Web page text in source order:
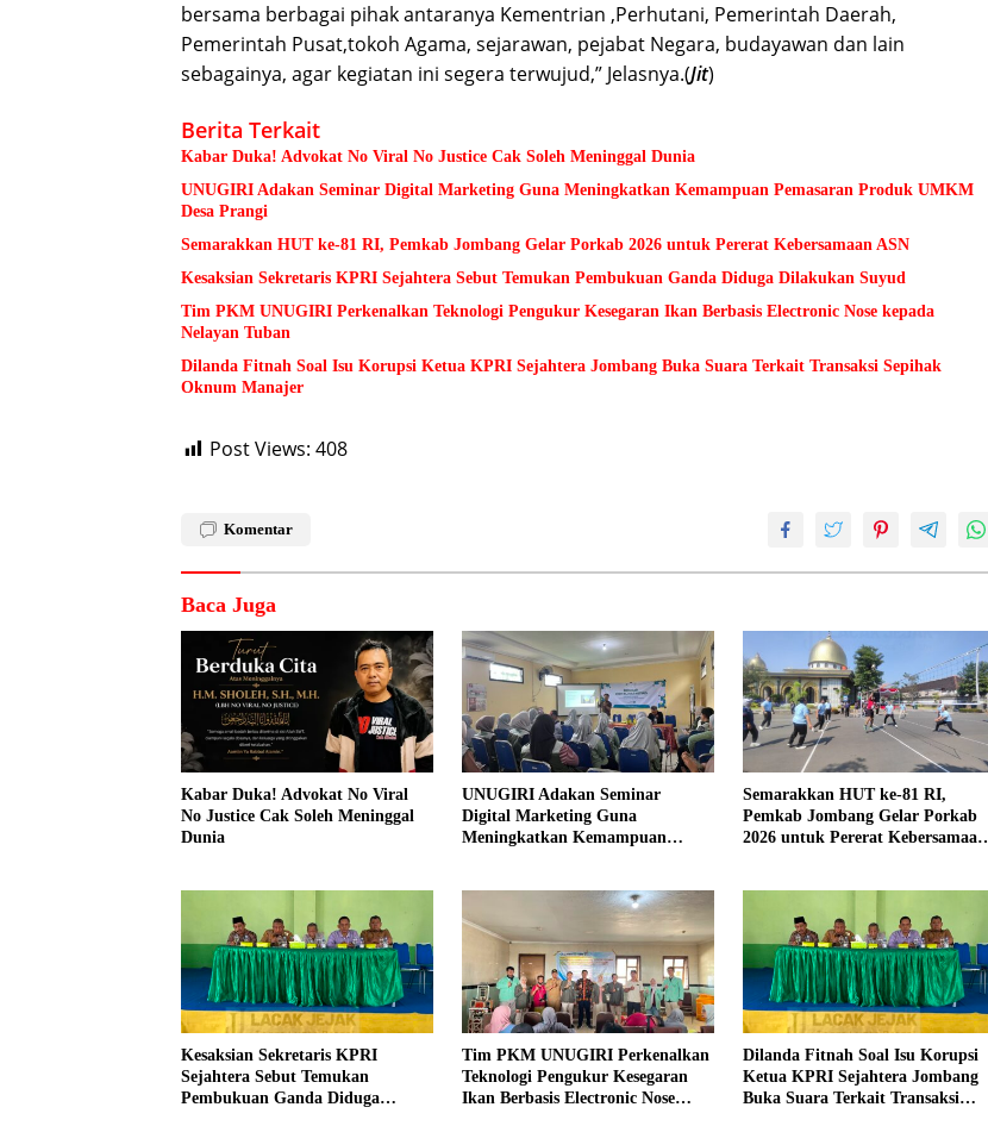
bersama berbagai pihak antaranya Kementrian ,Perhutani, Pemerintah Daerah,
Pemerintah Pusat,tokoh Agama, sejarawan, pejabat Negara, budayawan dan lain
sebagainya, agar kegiatan ini segera terwujud,” Jelasnya.(Jit)
Berita Terkait
Kabar Duka! Advokat No Viral No Justice Cak Soleh Meninggal Dunia
UNUGIRI Adakan Seminar Digital Marketing Guna Meningkatkan Kemampuan Pemasaran Produk UMKM
Desa Prangi
Semarakkan HUT ke-81 RI, Pemkab Jombang Gelar Porkab 2026 untuk Pererat Kebersamaan ASN
Kesaksian Sekretaris KPRI Sejahtera Sebut Temukan Pembukuan Ganda Diduga Dilakukan Suyud
Tim PKM UNUGIRI Perkenalkan Teknologi Pengukur Kesegaran Ikan Berbasis Electronic Nose kepada
Nelayan Tuban
Dilanda Fitnah Soal Isu Korupsi Ketua KPRI Sejahtera Jombang Buka Suara Terkait Transaksi Sepihak
Oknum Manajer
Post Views: 408
Komentar
Baca Juga
Kabar Duka! Advokat No Viral
No Justice Cak Soleh Meninggal
Dunia
UNUGIRI Adakan Seminar
Digital Marketing Guna
Meningkatkan Kemampuan
Semarakkan HUT ke-81 RI,
Pemkab Jombang Gelar Porkab
2026 untuk Pererat Kebersamaan
Kesaksian Sekretaris KPRI
Sejahtera Sebut Temukan
Pembukuan Ganda Diduga
Tim PKM UNUGIRI Perkenalkan
Teknologi Pengukur Kesegaran
Ikan Berbasis Electronic Nose
Dilanda Fitnah Soal Isu Korupsi
Ketua KPRI Sejahtera Jombang
Buka Suara Terkait Transaksi